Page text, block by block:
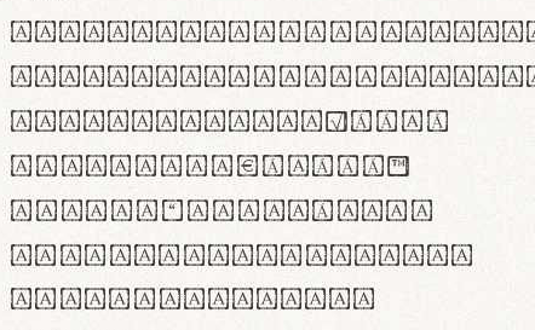
#0123456789%+−×÷=±
<>()[]{}|€£$¥©®™
,.!?:;…~^*'"°&@/\
rn m cl d cj g vv w
Il1 Oo0 dbqp 8B